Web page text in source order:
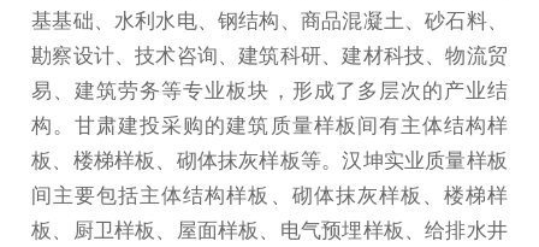
基基础、水利水电、钢结构、商品混凝土、砂石料、
勘察设计、技术咨询、建筑科研、建材科技、物流贸
易、建筑劳务等专业板块，形成了多层次的产业结
构。甘肃建投采购的建筑质量样板间有主体结构样
板、楼梯样板、砌体抹灰样板等。汉坤实业质量样板
间主要包括主体结构样板、砌体抹灰样板、楼梯样
板、厨卫样板、屋面样板、电气预埋样板、给排水井